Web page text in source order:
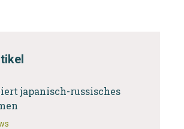
japanisch-russisches